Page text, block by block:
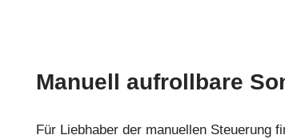
Manuell aufrollbare
Für Liebhaber der manuellen Steuerung